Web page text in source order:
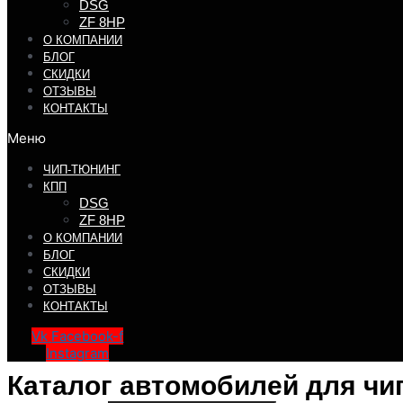
DSG
ZF 8HP
О КОМПАНИИ
БЛОГ
СКИДКИ
ОТЗЫВЫ
КОНТАКТЫ
Меню
ЧИП-ТЮНИНГ
КПП
DSG
ZF 8HP
О КОМПАНИИ
БЛОГ
СКИДКИ
ОТЗЫВЫ
КОНТАКТЫ
Vk Facebook-f
Instagram
Каталог автомобилей для